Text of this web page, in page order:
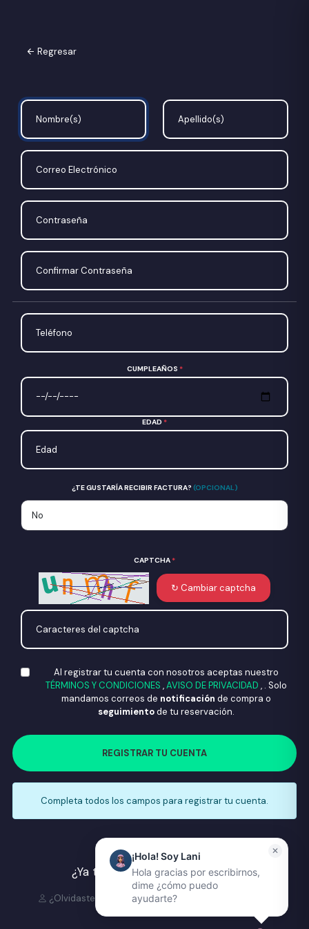
Regresar
CUMPLEAÑOS *
EDAD *
¿TE GUSTARÍA RECIBIR FACTURA? (OPCIONAL)
CAPTCHA *
↻ Cambiar captcha
Al registrar tu cuenta con nosotros aceptas nuestro
TÉRMINOS Y CONDICIONES ,AVISO DE PRIVACIDAD , . Solo
mandamos correos de notificación de compra o
seguimientode tu reservación.
REGISTRAR TU CUENTA
Completa todos los campos para registrar tu cuenta.
¿Ya tienes cuenta?Inicia sesión
¿Olvidaste la contraseña o no recuerdas tu correo?
¡Hola! Soy Lani
Hola gracias por escribirnos,
dime ¿cómo puedo
ayudarte?
✕